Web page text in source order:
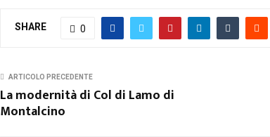
SHARE 0
ARTICOLO PRECEDENTE
La modernità di Col di Lamo di
Montalcino